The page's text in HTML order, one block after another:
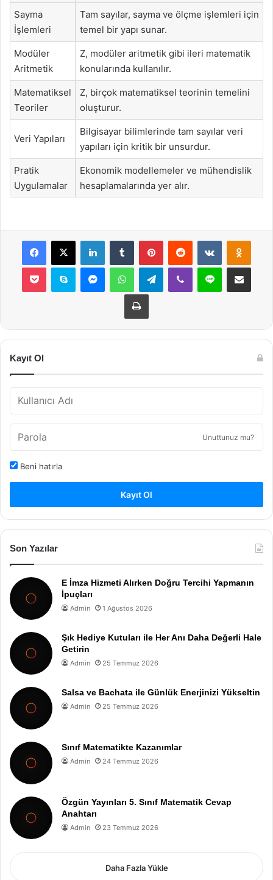
Sayma
İşlemleri
Tam sayılar, sayma ve ölçme işlemleri için
temel bir yapı sunar.
Modüler
Aritmetik
Z, modüler aritmetik gibi ileri matematik
konularında kullanılır.
Matematiksel
Teoriler
Z, birçok matematiksel teorinin temelini
oluşturur.
Veri Yapıları
Bilgisayar bilimlerinde tam sayılar veri
yapıları için kritik bir unsurdur.
Pratik
Uygulamalar
Ekonomik modellemeler ve mühendislik
hesaplamalarında yer alır.
Facebook
X LinkedInTumblr PinterestReddit VKontakte
Pocket Skype MessengerWhatsAppTelegramViber Line E-Posta ile
Yazdır
Kayıt Ol
Unuttunuz mu?
Beni hatırla
Kayıt Ol
Son Yazılar
E İmza Hizmeti Alırken Doğru Tercihi Yapmanın
İpuçları
Admin 1 Ağustos 2026
Şık Hediye Kutuları ile Her Anı Daha Değerli Hale
Getirin
Admin 25 Temmuz 2026
Salsa ve Bachata ile Günlük Enerjinizi Yükseltin
Admin 25 Temmuz 2026
Sınıf Matematikte Kazanımlar
Admin 24 Temmuz 2026
Özgün Yayınları 5. Sınıf Matematik Cevap
Anahtarı
Admin 23 Temmuz 2026
Daha Fazla Yükle